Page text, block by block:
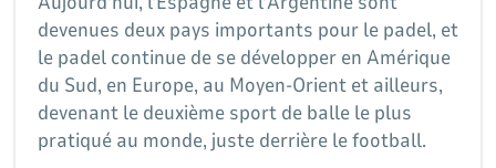
devenues deux pays importants pour le padel, et
le padel continue de se développer en Amérique
du Sud, en Europe, au Moyen-Orient et ailleurs,
devenant le deuxième sport de balle le plus
pratiqué au monde, juste derrière le football.